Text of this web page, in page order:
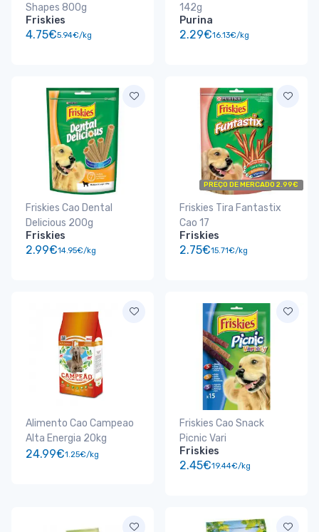
Shapes 800g
Friskies
4.75€5.94€/kg
142g
Purina
2.29€16.13€/kg
Friskies Cao Dental
Delicious 200g
Friskies
2.99€14.95€/kg
PREÇO DE MERCADO 2.99€
Friskies Tira Fantastix
Cao 17
Friskies
2.75€15.71€/kg
Alimento Cao Campeao
Alta Energia 20kg
24.99€1.25€/kg
Friskies Cao Snack
Picnic Vari
Friskies
2.45€19.44€/kg